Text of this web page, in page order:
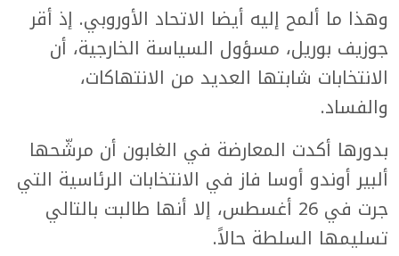
وهذا ما ألمح إليه أيضا الاتحاد الأوروبي. إذ أقر
جوزيف بوريل، مسؤول السياسة الخارجية، أن
الانتخابات شابتها العديد من الانتهاكات،
والفساد.
بدورها أكدت المعارضة في الغابون أن مرشّحها
ألبير أوندو أوسا فاز في الانتخابات الرئاسية التي
جرت في 26 أغسطس، إلا أنها طالبت بالتالي
تسليمها السلطة حالاً.